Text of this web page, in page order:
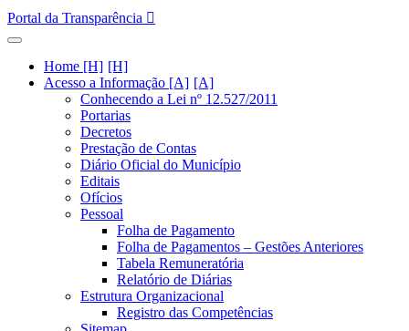
Portal da Transparência
Home [H]
Acesso a Informação [A]
Conhecendo a Lei nº 12.527/2011
Portarias
Decretos
Prestação de Contas
Diário Oficial do Município
Editais
Ofícios
Pessoal
Folha de Pagamento
Folha de Pagamentos – Gestões Anteriores
Tabela Remuneratória
Relatório de Diárias
Estrutura Organizacional
Registro das Competências